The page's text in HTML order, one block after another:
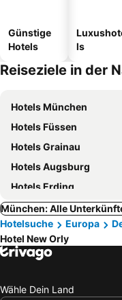
Günstige
Hotels
ls
Reiseziele in der
Hotels München
Hotels Füssen
Hotels Grainau
Hotels Augsburg
Hotels Erding
München: Alle
Hotelsuche
Europa
Hotel New Orly
Wähle Dein Land